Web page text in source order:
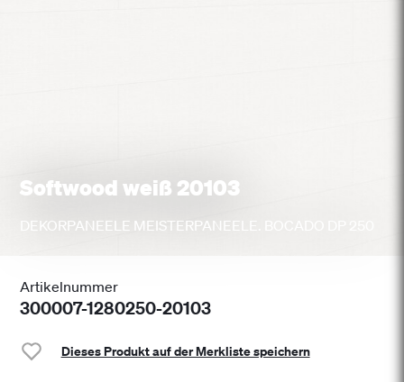
Softwood weiß 20103
DEKORPANEELE MEISTERPANEELE. BOCADO DP 250
Artikelnummer
300007-1280250-20103
Dieses Produkt auf der Merkliste speichern